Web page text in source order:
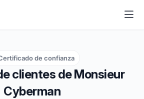
de 10
clientes de Monsieur
Cyberman
de confianza